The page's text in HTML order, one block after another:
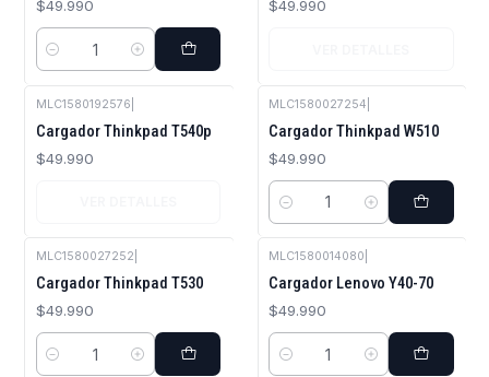
$49.990
Cantidad
$49.990
MLC1580192576
Cargador Thinkpad T540p
$49.990
MLC1580027254
Cargador Thinkpad W510
$49.990
Cantidad
MLC1580027252
Cargador Thinkpad T530
$49.990
Cantidad
MLC1580014080
Cargador Lenovo Y40-70
$49.990
Cantidad